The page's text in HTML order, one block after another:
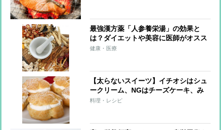
最強漢方薬「人参養栄湯」の効果と
は？ダイエットや美容に医師がオスス
メ
健康・医療
【太らないスイーツ】イチオシはシュ
ークリーム、NGはチーズケーキ、み
たらし団子
料理・レシピ